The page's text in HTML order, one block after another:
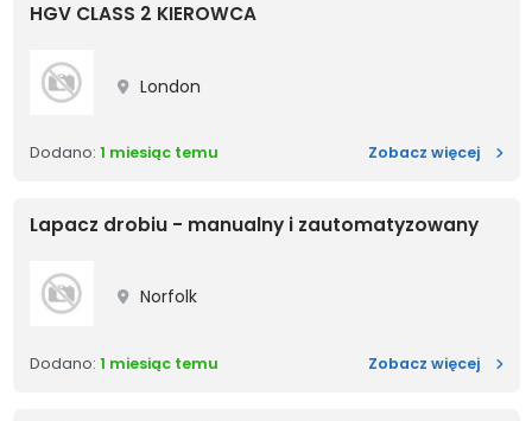
HGV CLASS 2 KIEROWCA
London
Dodano: 1 miesiąc temu Zobacz więcejHGV
Lapacz drobiu - manualny i zautomatyzowany
Norfolk
Dodano: 1 miesiąc temu Zobacz więcej